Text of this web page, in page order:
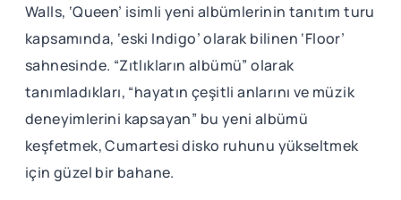
Walls, ‘Queen’ isimli yeni albümlerinin tanıtım turu
kapsamında, ‘eski Indigo’ olarak bilinen ‘Floor’
sahnesinde. “Zıtlıkların albümü” olarak
tanımladıkları, “hayatın çeşitli anlarını ve müzik
deneyimlerini kapsayan” bu yeni albümü
keşfetmek, Cumartesi disko ruhunu yükseltmek
için güzel bir bahane.